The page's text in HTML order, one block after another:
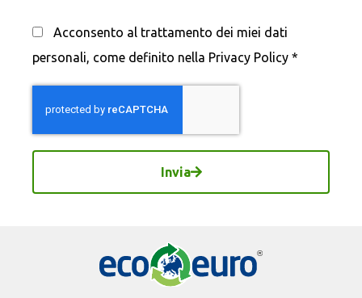
Acconsento al trattamento dei miei dati
personali, come definito nella Privacy Policy *
Invia